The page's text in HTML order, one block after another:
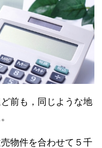
前も，同じような地
物件を合わせて５千